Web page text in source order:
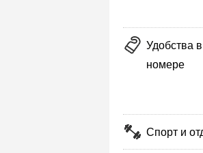
Удобства в
номере
Спорт и